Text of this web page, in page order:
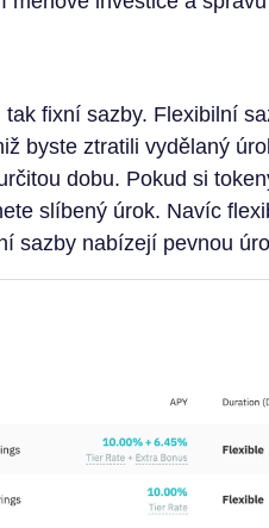
fixní sazby. Flexibilní
byste ztratili vydělaný
dobu. Pokud si
slíbený úrok. Navíc
sazby nabízejí pevnou